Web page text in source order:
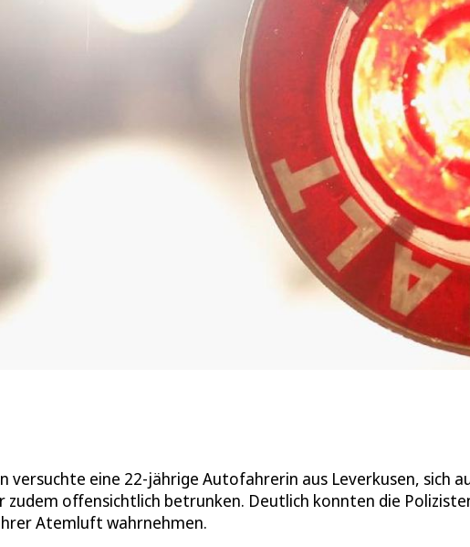
versuchte eine 22-jährige Autofahrerin aus Leverkusen, sich
zudem offensichtlich betrunken. Deutlich konnten die
Atemluft wahrnehmen.